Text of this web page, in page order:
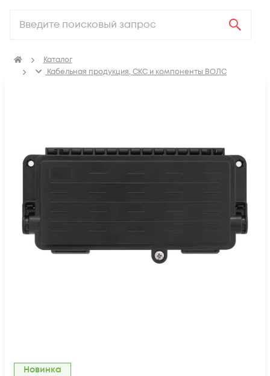
Каталог
Кабельная продукция, СКС и компоненты ВОЛС
Новинка